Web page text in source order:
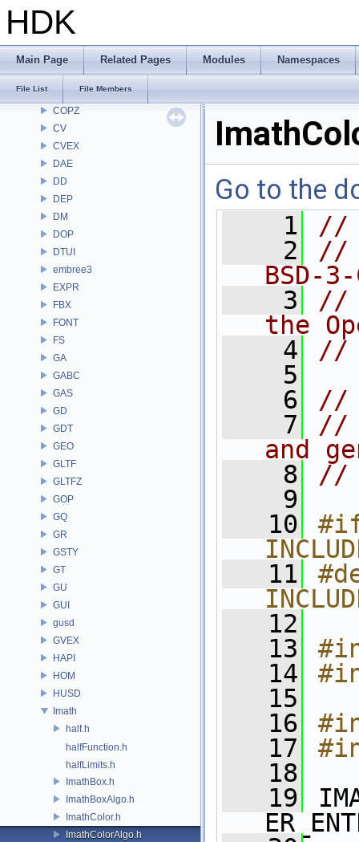
HDK
Main Page Related Pages Modules Namespaces
File List File Members
CHOP
CMD
COP
COPZ
CV
CVEX
DAE
DD
DEP
DM
DOP
DTUI
embree3
EXPR
FBX
FONT
FS
GA
GABC
GAS
GD
GDT
GEO
GLTF
GLTFZ
GOP
GQ
GR
GSTY
GT
GU
GUI
gusd
GVEX
HAPI
HOM
HUSD
Imath
half.h
halfFunction.h
halfLimits.h
ImathBox.h
ImathBoxAlgo.h
ImathColor.h
ImathColorAlgo.h
Go to the
    1
//
    2
//
BSD-
    3
//
the
    4
//
    5
    6
//
    7
//
and
    8
//
    9
   10
   11
   12
   13
   14
   15
   16
   17
   18
   19